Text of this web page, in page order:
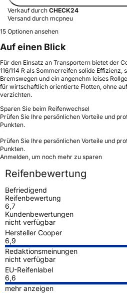
Verkauf durch CHECK24
Versand durch mcpneu
15 Optionen ansehen
Auf einen Blick
Für den Einsatz an Transportern bietet der
116/114 R als Sommerreifen solide
Bremswegen und ein angenehm leises
für wirtschaftlich orientierte Flotten, ohne
verzichten.
Sparen Sie beim Reifenwechsel
Prüfen Sie Ihre persönlichen Vorteile und
Punkten.
Prüfen Sie Ihre persönlichen Vorteile und
Punkten.
Anmelden, um noch mehr zu sparen
Reifenbewertung
Befriedigend
Reifenbewertung
6,7
Kundenbewertungen
nicht verfügbar
Hersteller Cooper
6,9
Redaktionsmeinungen
nicht verfügbar
EU-Reifenlabel
6,6
mehr anzeigen